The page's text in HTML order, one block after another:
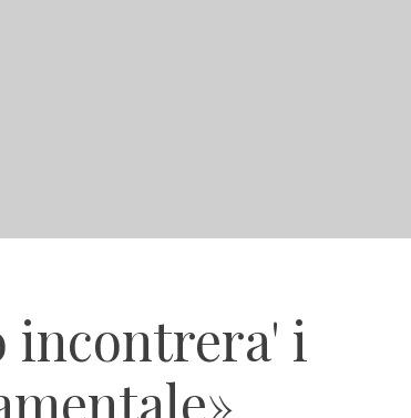
incontrera' i